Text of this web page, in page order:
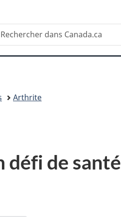
Recherche
Arthrite
défi de santé